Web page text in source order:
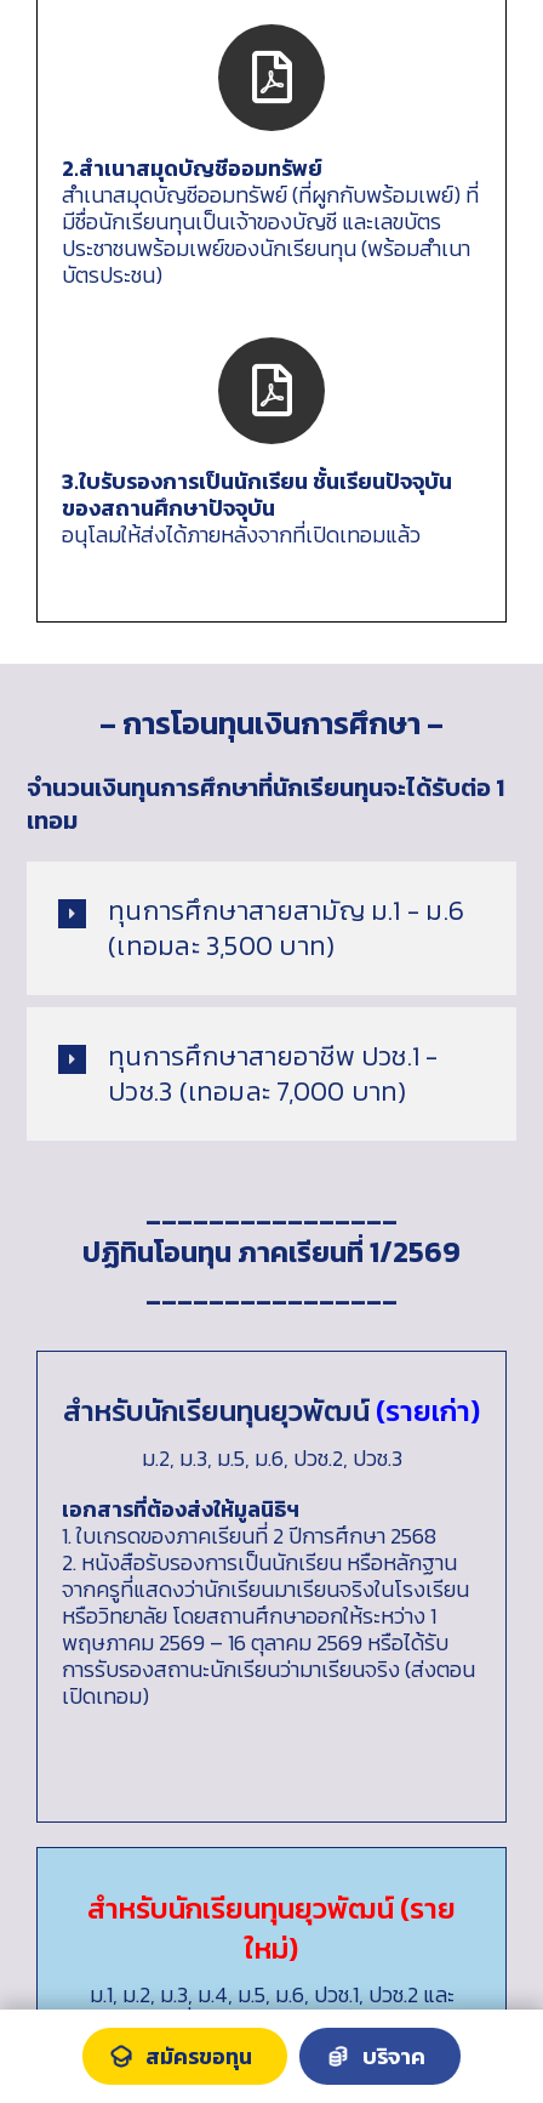
สมัครขอทุน บริจาค
2.สำเนาสมุดบัญชีออมทรัพย์
สำเนาสมุดบัญชีออมทรัพย์ (ที่ผูกกับพร้อมเพย์) ที่
มีชื่อนักเรียนทุนเป็นเจ้าของบัญชี และเลขบัตร
ประชาชนพร้อมเพย์ของนักเรียนทุน (พร้อมสำเนา
บัตรประชน)
3.ใบรับรองการเป็นนักเรียน ชั้นเรียนปัจจุบัน
ของสถานศึกษาปัจจุบัน
อนุโลมให้ส่งได้ภายหลังจากที่เปิดเทอมแล้ว
– การโอนทุนเงินการศึกษา –
จำนวนเงินทุนการศึกษาที่นักเรียนทุนจะได้รับต่อ 1
เทอม
ทุนการศึกษาสายสามัญ ม.1 - ม.6
(เทอมละ 3,500 บาท)
ทุนการศึกษาสายอาชีพ ปวช.1 -
ปวช.3 (เทอมละ 7,000 บาท)
________________
ปฏิทินโอนทุน ภาคเรียนที่ 1/2569
________________
สำหรับนักเรียนทุนยุวพัฒน์(รายเก่า)
ม.2, ม.3, ม.5, ม.6, ปวช.2, ปวช.3
เอกสารที่ต้องส่งให้มูลนิธิฯ
1. ใบเกรดของภาคเรียนที่ 2 ปีการศึกษา 2568
2. หนังสือรับรองการเป็นนักเรียน หรือหลักฐาน
จากครูที่แสดงว่านักเรียนมาเรียนจริงในโรงเรียน
หรือวิทยาลัย โดยสถานศึกษาออกให้ระหว่าง 1
พฤษภาคม 2569 – 16 ตุลาคม 2569 หรือได้รับ
การรับรองสถานะนักเรียนว่ามาเรียนจริง (ส่งตอน
เปิดเทอม)
สำหรับนักเรียนทุนยุวพัฒน์ (ราย
ใหม่)
ม.1, ม.2, ม.3, ม.4, ม.5, ม.6, ปวช.1, ปวช.2 และ
ปวช.3 ที่ได้รับทุนยุวพัฒน์เป็นปีแรก
เอกสารที่ต้องส่งให้มูลนิธิฯ